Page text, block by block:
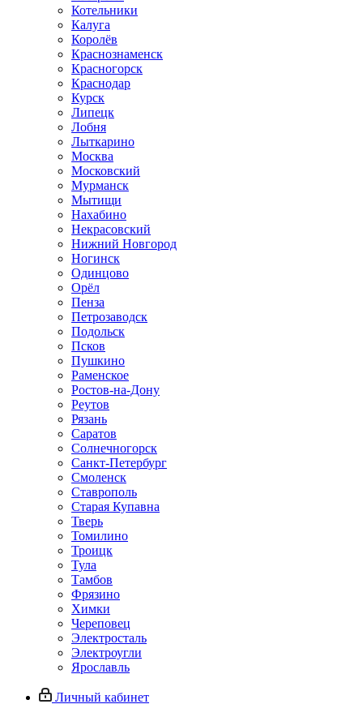
Котельники
Калуга
Королёв
Краснознаменск
Красногорск
Краснодар
Курск
Липецк
Лобня
Лыткарино
Москва
Московский
Мурманск
Мытищи
Нахабино
Некрасовский
Нижний Новгород
Ногинск
Одинцово
Орёл
Пенза
Петрозаводск
Подольск
Псков
Пушкино
Раменское
Ростов-на-Дону
Реутов
Рязань
Саратов
Солнечногорск
Санкт-Петербург
Смоленск
Ставрополь
Старая Купавна
Тверь
Томилино
Троицк
Тула
Тамбов
Фрязино
Химки
Череповец
Электросталь
Электроугли
Ярославль
Личный кабинет